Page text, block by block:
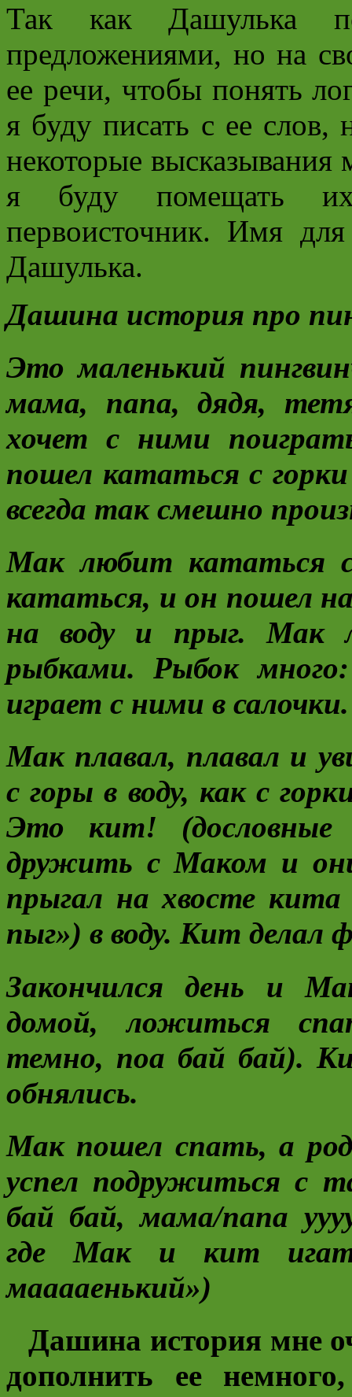
Так как Дашулька
предложениями, но на
ее речи, чтобы понять
я буду писать с ее
некоторые высказывания
я буду помещать
первоисточник. Имя
Дашулька.
Дашина история про
Это маленький
мама, папа, дядя,
хочет с ними
пошел кататься с
всегда так смешно
Мак любит кататься с
кататься, и он пошел
на воду и прыг. Мак
рыбками. Рыбок
играет с ними в салочки.
Мак плавал, плавал и
с горы в воду, как с
Это кит!
дружить с Маком и
прыгал на хвосте
пыг») в воду. Кит делал
Закончился день и
домой, ложиться
темно, поа бай бай).
обнялись.
Мак пошел спать, а
успел подружиться с
бай бай, мама/папа
где Мак и кит
мааааенький»)
Дашина история мне
дополнить ее